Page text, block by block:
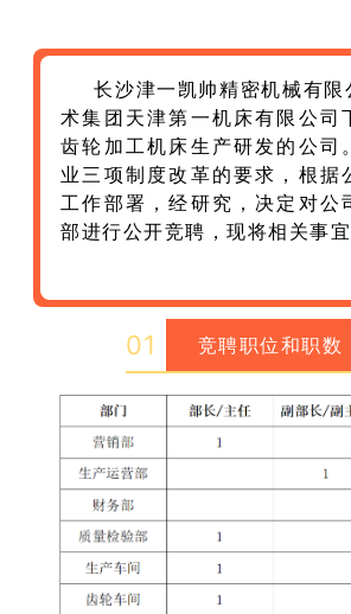
长沙津一凯帅精密机械有限
术集团天津第一机床有限公司
齿轮加工机床生产研发的公司
业三项制度改革的要求，根据
工作部署，经研究，决定对公
部进行公开竞聘，现将相关事宜
01 竞聘职位和职数